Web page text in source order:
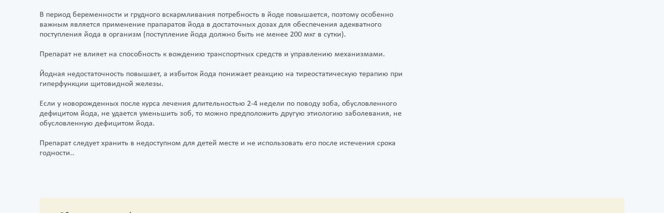
В период беременности и грудного вскармливания потребность в йоде повышается, поэтому особенно
важным является применение прапаратов йода в достаточных дозах для обеспечения адекватного
поступления йода в организм (поступление йода должно быть не менее 200 мкг в сутки).
Препарат не влияет на способность к вождению транспортных средств и управлению механизмами.
Йодная недостаточность повышает, а избыток йода понижает реакцию на тиреостатическую терапию при
гиперфункции щитовидной железы.
Если у новорожденных после курса лечения длительностью 2-4 недели по поводу зоба, обусловленного
дефицитом йода, не удается уменьшить зоб, то можно предположить другую этиологию заболевания, не
обусловленную дефицитом йода.
Препарат следует хранить в недоступном для детей месте и не использовать его после истечения срока
годности..